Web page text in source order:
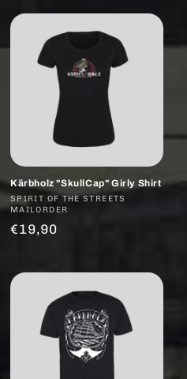
Kärbholz "SkullCap" Girly Shirt
Anbieter:
SPIRIT OF THE STREETS
MAILORDER
Normaler
€19,90